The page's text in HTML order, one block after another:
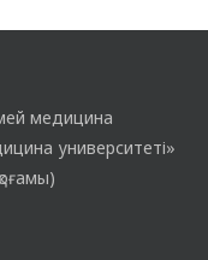
медицина
университеті»